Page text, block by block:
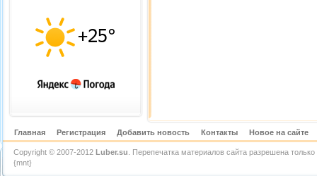
Главная Регистрация Добавить новость Контакты Новое на сайте
Copyright © 2007-2012 Luber.su . Перепечатка материалов сайта разрешена
{mnt}